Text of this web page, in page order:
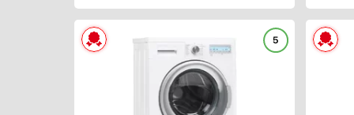
Для стирки разных тканей,
повседневных и праздничных вещей
можно использовать специальные
режимы, общее количество: 15 шт.
1400
и
5